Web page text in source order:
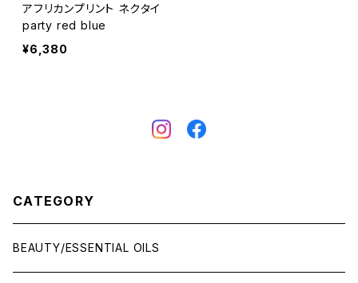
アフリカンプリント ネクタイ
party red blue
¥6,380
CATEGORY
BEAUTY/ESSENTIAL OILS